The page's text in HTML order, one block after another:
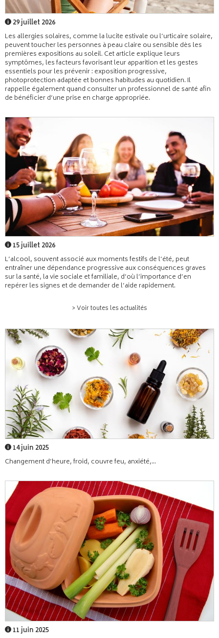
29 juillet 2026
Les allergies solaires, comme la lucite estivale ou l’urticaire solaire,
peuvent toucher les personnes à peau claire ou sensible dès les
premières expositions au soleil. Cet article explique leurs
symptômes, les facteurs favorisant leur apparition et les gestes
essentiels pour les prévenir : exposition progressive,
photoprotection adaptée et bonnes habitudes au quotidien. Il
rappelle également quand consulter un professionnel de santé afin
de bénéficier d’une prise en charge appropriée.
15 juillet 2026
L’alcool, souvent associé aux moments festifs de l’été, peut
entraîner une dépendance progressive aux conséquences graves
sur la santé, la vie sociale et familiale, d’où l’importance d’en
repérer les signes et de demander de l’aide rapidement.
> Voir toutes les actualités
14 juin 2025
Changement d’heure, froid, couvre feu, anxiété,...
11 juin 2025